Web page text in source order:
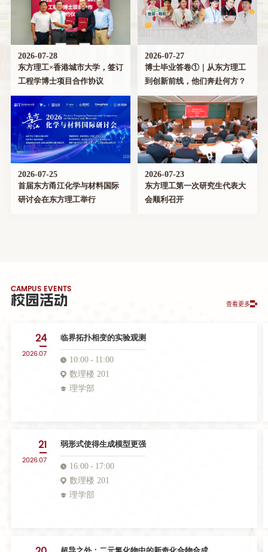
2026-07-28
东方理工×香港城市大学，签订
工程学博士项目合作协议
2026-07-27
博士毕业答卷①｜从东方理工
到创新前线，他们奔赴何方？
2026-07-25
首届东方甬江化学与材料国际
研讨会在东方理工举行
2026-07-23
东方理工第一次研究生代表大
会顺利召开
CAMPUS EVENTS
校园活动 查看更多
24
2026.07
临界拓扑相变的实验观测
10:00
11:00
数理楼 201
理学部
21
2026.07
弱形式使得生成模型更强
16:00
17:00
数理楼 201
理学部